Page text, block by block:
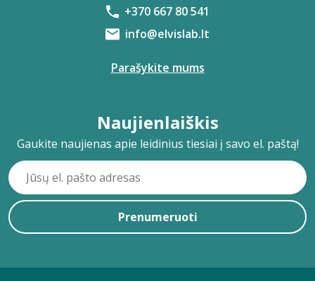
+370 667 80 541
info@elvislab.lt
Parašykite mums
Naujienlaiškis
Gaukite naujienas apie leidinius tiesiai į savo el. paštą!
Prenumeruoti